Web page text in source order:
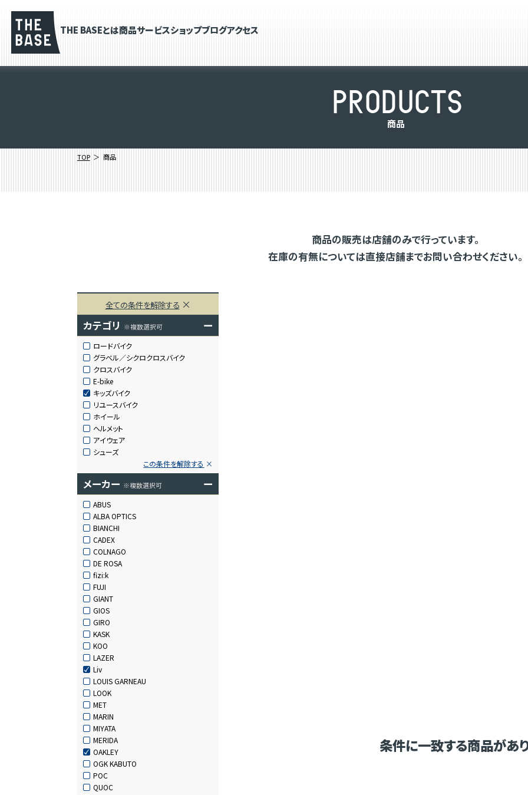
THE BASEとは商品サービスショップブログアクセス
PRODUCTS
商品
TOP 商品
商品の販売は店舗のみで行っています。
在庫の有無については直接店舗までお問い合わせください。
全ての条件を解除する
カテゴリ ※複数選択可 ー
ロードバイク
グラベル／シクロクロスバイク
クロスバイク
E-bike
キッズバイク
リユースバイク
ホイール
ヘルメット
アイウェア
シューズ
この条件を解除する
メーカー ※複数選択可 ー
ABUS
ALBA OPTICS
BIANCHI
CADEX
COLNAGO
DE ROSA
fizi:k
FUJI
GIANT
GIOS
GIRO
KASK
KOO
LAZER
Liv
LOUIS GARNEAU
LOOK
MET
MARIN
MIYATA
MERIDA
OAKLEY
OGK KABUTO
POC
QUOC
条件に一致する商品があ